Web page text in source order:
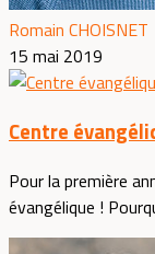
Romain CHOISNET
15 mai 2019
Centre
Pour la première
évangélique !